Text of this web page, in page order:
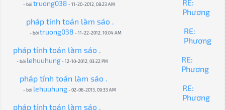
- bởitruong038 - 11-20-2012, 08:23 AM
RE:
Phương
pháp tính toán làm sáo .
- bởitruong038 - 11-22-2012, 10:04 AM
RE:
Phương
pháp tính toán làm sáo .
- bởi lehuuhung- 12-10-2012, 03:22 PM
RE:
Phương
pháp tính toán làm sáo .
- bởi lehuuhung- 02-06-2013, 09:33 AM
RE:
Phương
pháp tính toán làm sáo .